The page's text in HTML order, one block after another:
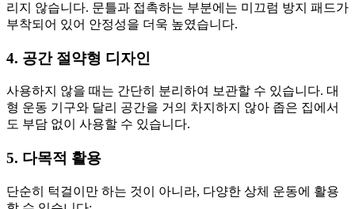
리지 않습니다. 문틀과 접촉하는 부분에는 미끄럼 방지 패드가
부착되어 있어 안정성을 더욱 높였습니다.
4. 공간 절약형 디자인
사용하지 않을 때는 간단히 분리하여 보관할 수 있습니다. 대
형 운동 기구와 달리 공간을 거의 차지하지 않아 좁은 집에서
도 부담 없이 사용할 수 있습니다.
5. 다목적 활용
단순히 턱걸이만 하는 것이 아니라, 다양한 상체 운동에 활용